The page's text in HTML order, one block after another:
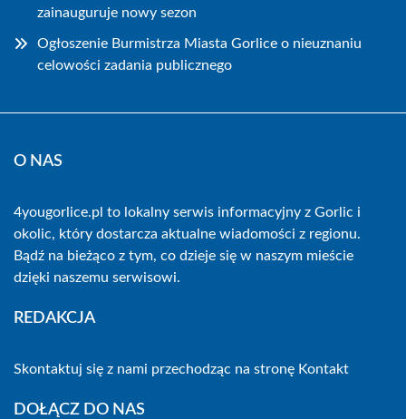
zainauguruje nowy sezon
Ogłoszenie Burmistrza Miasta Gorlice o nieuznaniu
celowości zadania publicznego
O NAS
4yougorlice.pl to lokalny serwis informacyjny z Gorlic i
okolic, który dostarcza aktualne wiadomości z regionu.
Bądź na bieżąco z tym, co dzieje się w naszym mieście
dzięki naszemu serwisowi.
REDAKCJA
Skontaktuj się z nami przechodząc na stronę Kontakt
DOŁĄCZ DO NAS